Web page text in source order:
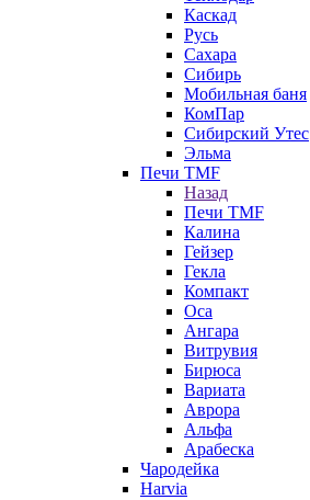
Каскад
Русь
Сахара
Сибирь
Мобильная баня
КомПар
Сибирский Утес
Эльма
Печи TMF
Назад
Печи TMF
Калина
Гейзер
Гекла
Компакт
Оса
Ангара
Витрувия
Бирюса
Вариата
Аврора
Альфа
Арабеска
Чародейка
Harvia